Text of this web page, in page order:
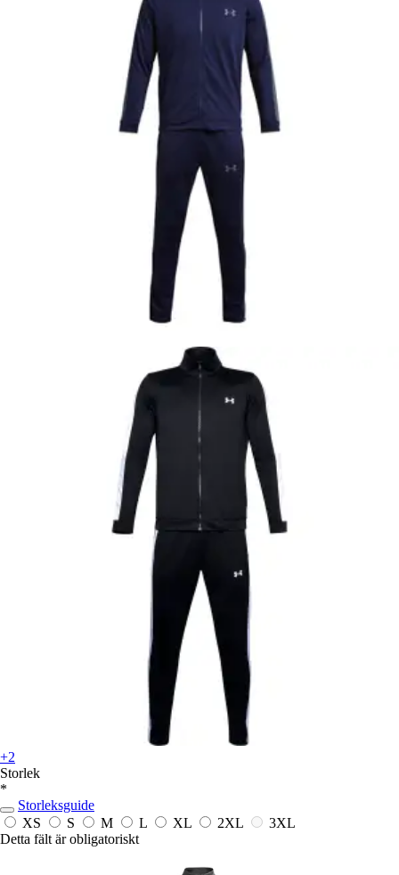
+2
Storlek
*
Storleksguide
XS
S M L XL 2XL
3XL
Detta fält är obligatoriskt